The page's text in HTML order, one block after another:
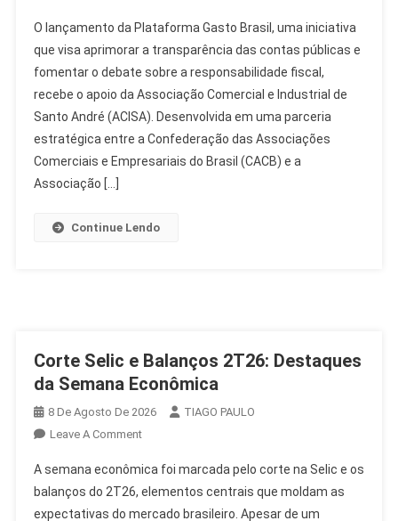
Apoia
Lançamento
Da
Plataforma
Gasto
Brasil
O lançamento da Plataforma Gasto Brasil, uma iniciativa
que visa aprimorar a transparência das contas públicas e
fomentar o debate sobre a responsabilidade fiscal,
recebe o apoio da Associação Comercial e Industrial de
Santo André (ACISA). Desenvolvida em uma parceria
estratégica entre a Confederação das Associações
Comerciais e Empresariais do Brasil (CACB) e a
Associação […]
Continue Lendo
Corte Selic e Balanços 2T26: Destaques
da Semana Econômica
8 De Agosto De 2026
TIAGO PAULO
Leave A CommentOn
Selic
E
Balanços
A semana econômica foi marcada pelo corte na Selic e os
balanços do 2T26, elementos centrais que moldam as
expectativas do mercado brasileiro. Apesar de um